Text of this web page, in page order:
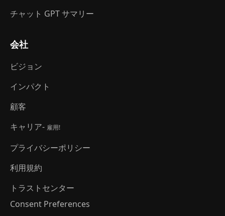
チャット GPT サマリー
会社
ビジョン
インパクト
顧客
キャリア- 雇用!
プライバシーポリシー
利用規約
トラストセンター
Consent Preferences